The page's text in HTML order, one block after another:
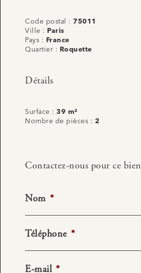
Code postal : 75011
Ville :
Paris
Pays :
France
Quartier :
Roquette
Détails
Surface : 39 m²
Nombre de pièces : 2
Contactez-nous pour ce bien
Nom *
Téléphone *
E-mail *